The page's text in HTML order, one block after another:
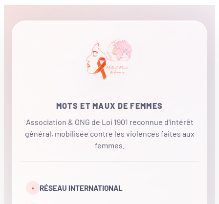
MOTS ET MAUX DE FEMMES
Association & ONG de Loi 1901 reconnue d'intérêt
général, mobilisée contre les violences faites aux
femmes.
• RÉSEAU INTERNATIONAL